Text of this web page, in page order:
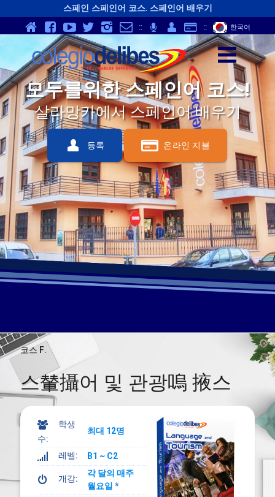
스페인 스페인어 코스. 스페인어 배우기
v Y K } - p :: ; Q S :: 한국어
z
모두를위한 스페인어 코스!
살라망카에서 스페인어 배우기
Q 등록 S 온라인 지불
코스 F.
스輦攝어 및 관광嗚 掖스
=
학생
수:
최대 12명
Z 레벨: B1 ~ C2
A 개강:
각 달의 매주
월요일 *